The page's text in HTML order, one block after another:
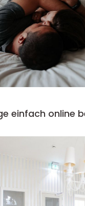
einfach online